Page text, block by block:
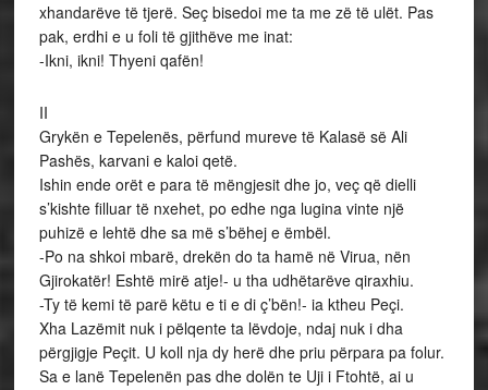
xhandarëve të tjerë. Seç bisedoi me ta me zë të ulët. Pas
pak, erdhi e u foli të gjithëve me inat:
-Ikni, ikni! Thyeni qafën!
II
Grykën e Tepelenës, përfund mureve të Kalasë së Ali
Pashës, karvani e kaloi qetë.
Ishin ende orët e para të mëngjesit dhe jo, veç që dielli
s’kishte filluar të nxehet, po edhe nga lugina vinte një
puhizë e lehtë dhe sa më s’bëhej e ëmbël.
-Po na shkoi mbarë, drekën do ta hamë në Virua, nën
Gjirokatër! Eshtë mirë atje!- u tha udhëtarëve qiraxhiu.
-Ty të kemi të parë këtu e ti e di ç’bën!- ia ktheu Peçi.
Xha Lazëmit nuk i pëlqente ta lëvdoje, ndaj nuk i dha
përgjigje Peçit. U koll nja dy herë dhe priu përpara pa folur.
Sa e lanë Tepelenën pas dhe dolën te Uji i Ftohtë, ai u